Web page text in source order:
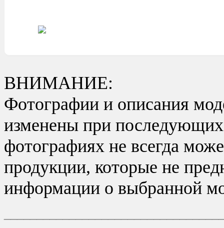
ВНИМАНИЕ:
Фотографии и описания
изменены при последующих
фотографиях не всегда
продукции, которые не
информации о выбранной